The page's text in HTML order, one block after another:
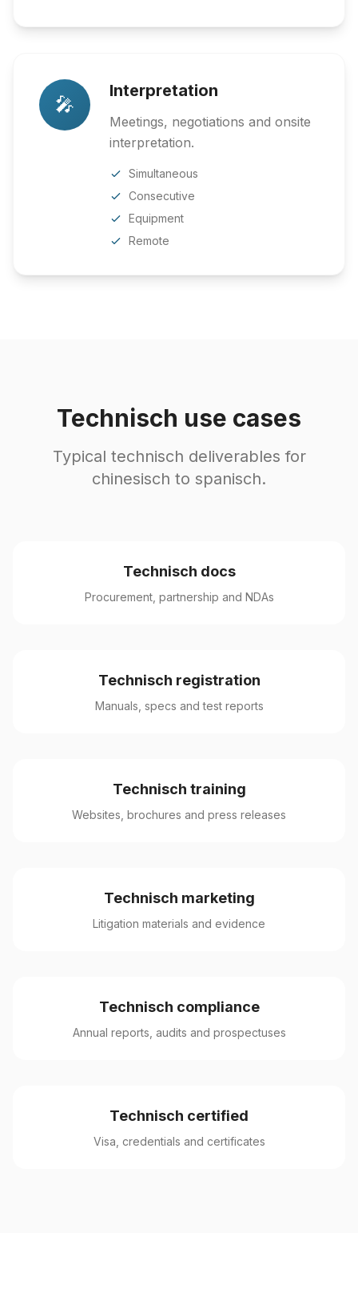
🎤
Interpretation
Meetings, negotiations and onsite
interpretation.
Simultaneous
Consecutive
Equipment
Remote
Technisch use cases
Typical technisch deliverables for
chinesisch to spanisch.
Technisch docs
Procurement, partnership and NDAs
Technisch registration
Manuals, specs and test reports
Technisch training
Websites, brochures and press releases
Technisch marketing
Litigation materials and evidence
Technisch compliance
Annual reports, audits and prospectuses
Technisch certified
Visa, credentials and certificates